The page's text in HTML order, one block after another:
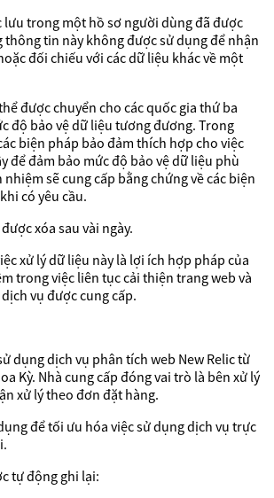
lưu trong một hồ sơ người dùng đã được
thông tin này không được sử dụng để nhận
đối chiếu với các dữ liệu khác về một
được chuyển cho các quốc gia thứ ba
độ bảo vệ dữ liệu tương đương. Trong
biện pháp bảo đảm thích hợp cho việc
để đảm bảo mức độ bảo vệ dữ liệu phù
sẽ cung cấp bằng chứng về các biện
có yêu cầu.
xóa sau vài ngày.
xử lý dữ liệu này là lợi ích hợp pháp của
trong việc liên tục cải thiện trang web và
vụ được cung cấp.
dụng dịch vụ phân tích web New Relic từ
Kỳ. Nhà cung cấp đóng vai trò là bên xử lý
xử lý theo đơn đặt hàng.
để tối ưu hóa việc sử dụng dịch vụ trực
tự động ghi lại: